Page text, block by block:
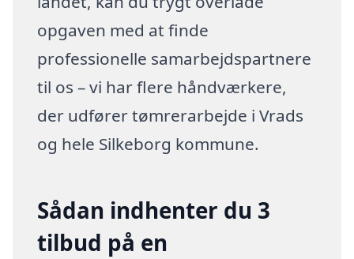
opgaven med at finde
professionelle samarbejdspartnere
til os – vi har flere håndværkere,
der udfører tømrerarbejde i Vrads
og hele Silkeborg kommune.
Sådan indhenter du 3
tilbud på en